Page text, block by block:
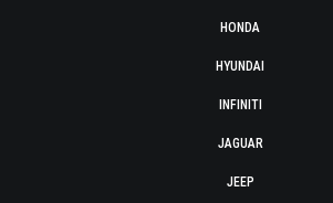
HONDA
HYUNDAI
INFINITI
JAGUAR
JEEP